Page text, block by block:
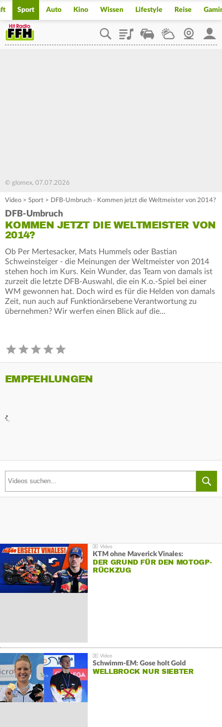
Sport Auto Kino Wissen Lifestyle Reise
PlaylistStaupilotWetterWebcam
© glomex, 07.07.2026
Video > Sport > DFB-Umbruch - Kommen jetzt die Weltmeister von 2014?
DFB-Umbruch
KOMMEN JETZT DIE WELTMEISTER VON
2014?
Ob Per Mertesacker, Mats Hummels oder Bastian
Schweinsteiger - die Meinungen der Weltmeister von 2014
stehen hoch im Kurs. Kein Wunder, das Team von damals ist
zurzeit die letzte DFB-Auswahl, die ein K.o.-Spiel bei einer
WM gewonnen hat. Doch wird es für die Helden von damals
Zeit, nun auch auf Funktionärsebene Verantwortung zu
übernehmen? Wir werfen einen Blick auf die…
EMPFEHLUNGEN
KTM ohne Maverick Vinales:
DER GRUND FÜR DEN MOTOGP-
RÜCKZUG
Schwimm-EM: Gose holt Gold
WELLBROCK NUR SIEBTER